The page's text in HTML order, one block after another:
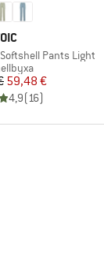
Pants Light
Pris
Reducerat pris
59,48 €
4,9(16)